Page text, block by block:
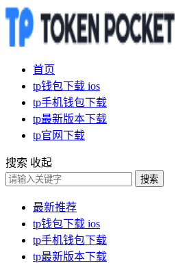
首页
tp钱包下载 ios
tp手机钱包下载
tp最新版本下载
tp官网下载
搜索 收起
搜索
最新推荐
tp钱包下载 ios
tp手机钱包下载
tp最新版本下载